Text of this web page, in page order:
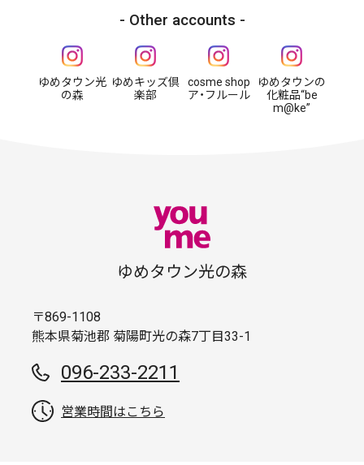
Other accounts
ゆめタウン光
の森
ゆめキッズ倶
楽部
cosme shop
ア・フルール
ゆめタウンの
化粧品“be
m@ke”
ゆめタウン光の森
〒869-1108
熊本県菊池郡 菊陽町光の森7丁目33-1
096-233-2211
営業時間はこちら